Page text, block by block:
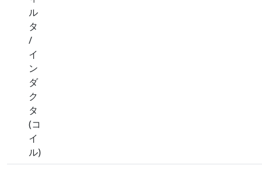
ル
タ
/
イ
ン
ダ
ク
タ
(コ
イ
ル)